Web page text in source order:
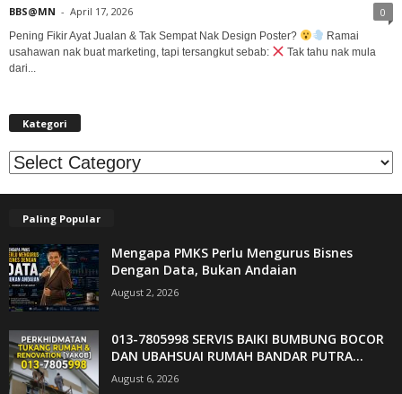
BBS@MN - April 17, 2026 0
Pening Fikir Ayat Jualan & Tak Sempat Nak Design Poster?
Ramai
usahawan nak buat marketing, tapi tersangkut sebab:
Tak tahu nak mula
dari...
Kategori
Kategori
Paling Popular
Mengapa PMKS Perlu Mengurus Bisnes
Dengan Data, Bukan Andaian
August 2, 2026
013-7805998 SERVIS BAIKI BUMBUNG BOCOR
DAN UBAHSUAI RUMAH BANDAR PUTRA...
August 6, 2026